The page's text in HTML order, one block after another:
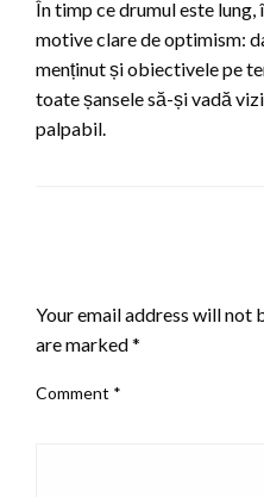
În timp ce drumul este
motive clare de optimism:
menținut și obiectivele pe
toate șansele să-și vadă
palpabil.
Your email address will not
are marked*
Comment *